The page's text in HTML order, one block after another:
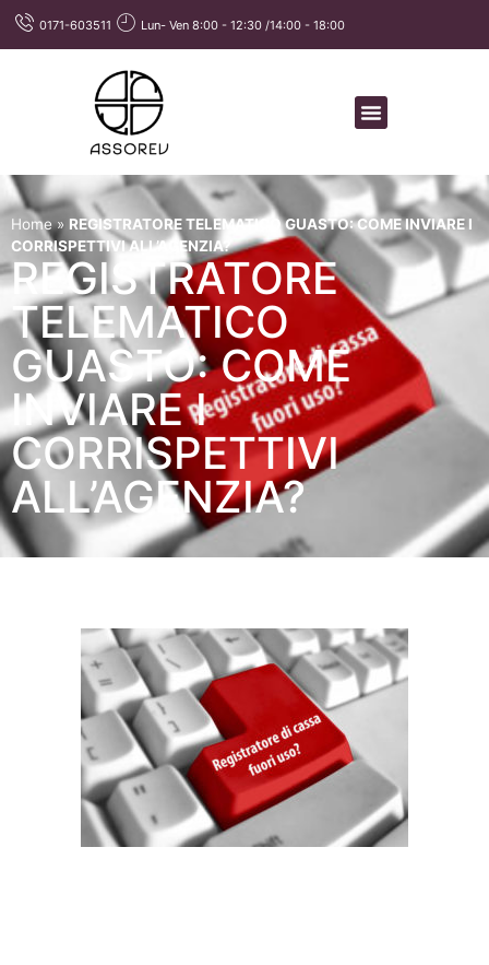
0171-603511 Lun- Ven 8:00 - 12:30 /14:00 - 18:00
Home» REGISTRATORE TELEMATICO GUASTO: COME INVIARE I
CORRISPETTIVI ALL’AGENZIA?
REGISTRATORE
TELEMATICO
GUASTO: COME
INVIARE I
CORRISPETTIVI
ALL’AGENZIA?